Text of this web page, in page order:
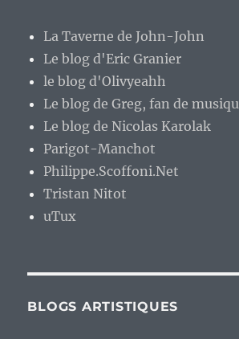
La Taverne de John-John
Le blog d'Eric Granier
le blog d'Olivyeahh
Le blog de Greg, fan de
Le blog de Nicolas Karolak
Parigot-Manchot
Philippe.Scoffoni.Net
Tristan Nitot
uTux
BLOGS ARTISTIQUES